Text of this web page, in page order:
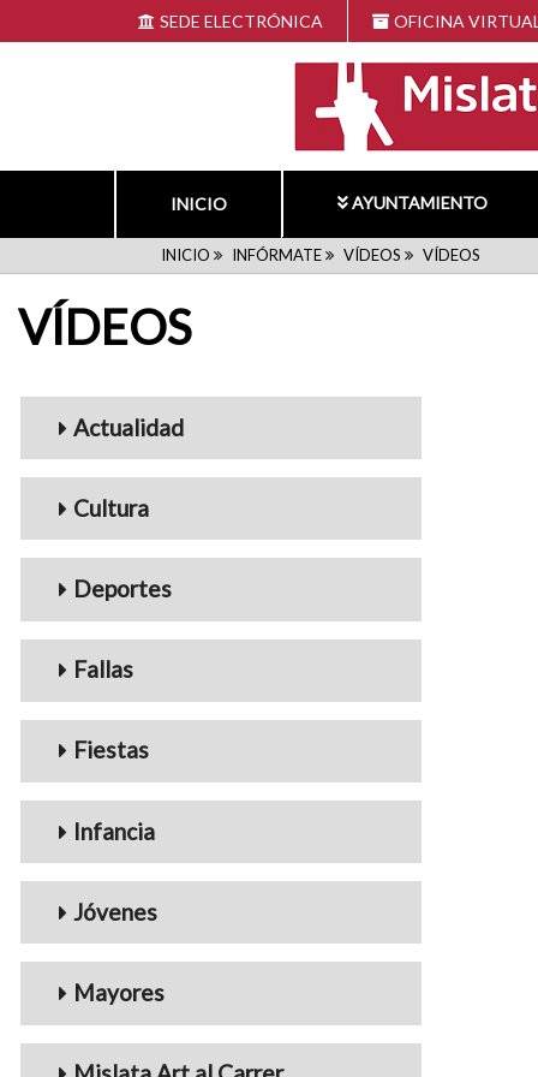
al
SEDE ELECTRÓNICA OFICINA
INICIO AYUNTAMIENTO
RUTA
DE
NAVEGACIÓN
INICIO INFÓRMATE VÍDEOS VÍDEOS
VÍDEOS
Menu_Videos
Actualidad
Cultura
Deportes
Fallas
Fiestas
Infancia
Jóvenes
Mayores